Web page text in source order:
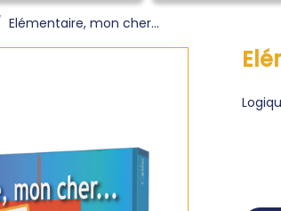
Elémentaire, mon cher...